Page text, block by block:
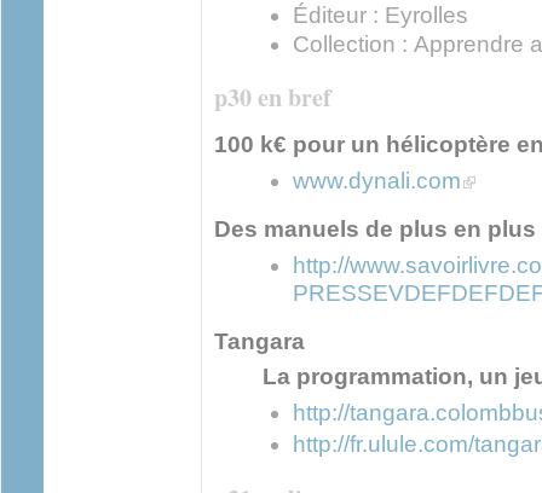
Éditeur : Eyrolles
Collection : Apprendre
p30 en bref
100 k€ pour un hélicoptère
www.dynali.com(link is
Des manuels de plus en
http://
Tangara
La programmation, un
http://
http://fr.ulule.com/